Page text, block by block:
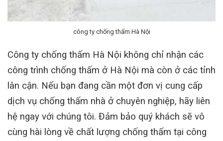
công ty chống thấm Hà Nội
Công ty chống thấm Hà Nội không chỉ nhận các
công trình chống thấm ở Hà Nội mà còn ở các tỉnh
lân cận. Nếu bạn đang cần một đơn vị cung cấp
dịch vụ chống thấm nhà ở chuyên nghiệp, hãy liên
hệ ngay với chúng tôi. Đảm bảo quý khách sẽ vô
cùng hài lòng về chất lượng chống thấm tại công